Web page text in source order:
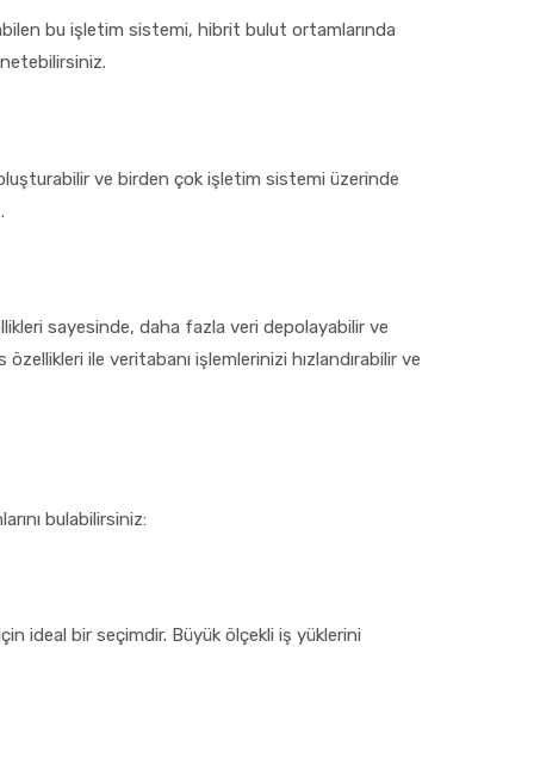
bu işletim sistemi, hibrit bulut ortamlarında
ve birden çok işletim sistemi üzerinde
sayesinde, daha fazla veri depolayabilir ve
ile veritabanı işlemlerinizi hızlandırabilir ve
bulabilirsiniz:
ideal bir seçimdir. Büyük ölçekli iş yüklerini